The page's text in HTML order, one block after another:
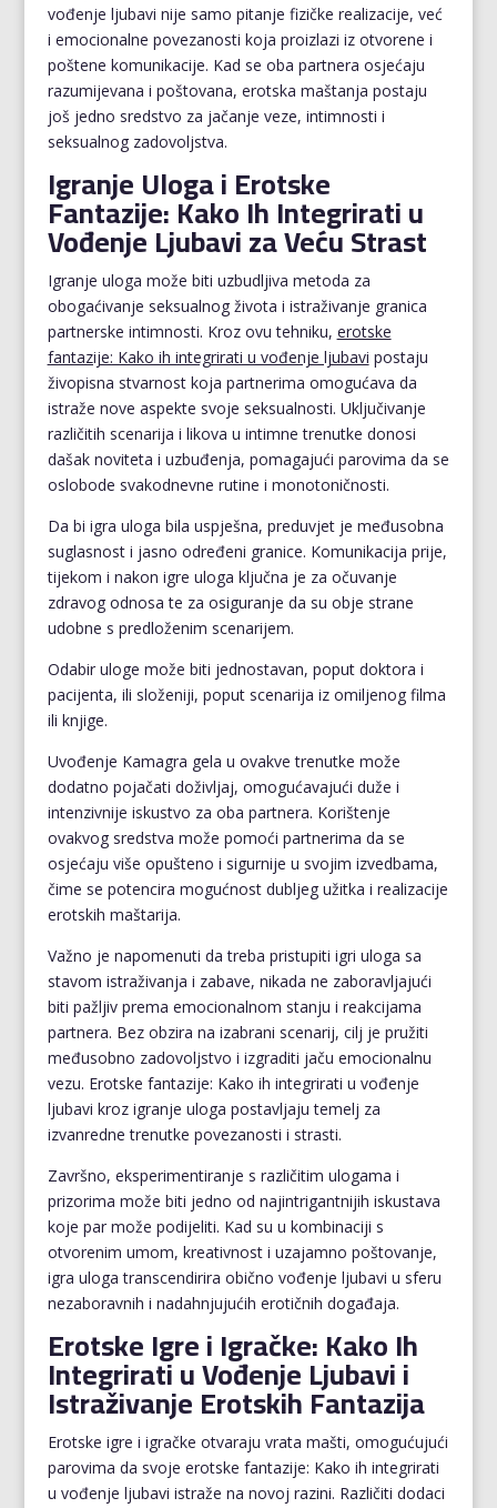
vođenje ljubavi nije samo pitanje fizičke realizacije, već
i emocionalne povezanosti koja proizlazi iz otvorene i
poštene komunikacije. Kad se oba partnera osjećaju
razumijevana i poštovana, erotska maštanja postaju
još jedno sredstvo za jačanje veze, intimnosti i
seksualnog zadovoljstva.
Igranje Uloga i Erotske
Fantazije: Kako Ih Integrirati u
Vođenje Ljubavi za Veću Strast
Igranje uloga može biti uzbudljiva metoda za
obogaćivanje seksualnog života i istraživanje granica
partnerske intimnosti. Kroz ovu tehniku, erotske
fantazije: Kako ih integrirati u vođenje ljubavi postaju
živopisna stvarnost koja partnerima omogućava da
istraže nove aspekte svoje seksualnosti. Uključivanje
različitih scenarija i likova u intimne trenutke donosi
dašak noviteta i uzbuđenja, pomagajući parovima da se
oslobode svakodnevne rutine i monotoničnosti.
Da bi igra uloga bila uspješna, preduvjet je međusobna
suglasnost i jasno određeni granice. Komunikacija prije,
tijekom i nakon igre uloga ključna je za očuvanje
zdravog odnosa te za osiguranje da su obje strane
udobne s predloženim scenarijem.
Odabir uloge može biti jednostavan, poput doktora i
pacijenta, ili složeniji, poput scenarija iz omiljenog filma
ili knjige.
Uvođenje Kamagra gela u ovakve trenutke može
dodatno pojačati doživljaj, omogućavajući duže i
intenzivnije iskustvo za oba partnera. Korištenje
ovakvog sredstva može pomoći partnerima da se
osjećaju više opušteno i sigurnije u svojim izvedbama,
čime se potencira mogućnost dubljeg užitka i realizacije
erotskih maštarija.
Važno je napomenuti da treba pristupiti igri uloga sa
stavom istraživanja i zabave, nikada ne zaboravljajući
biti pažljiv prema emocionalnom stanju i reakcijama
partnera. Bez obzira na izabrani scenarij, cilj je pružiti
međusobno zadovoljstvo i izgraditi jaču emocionalnu
vezu. Erotske fantazije: Kako ih integrirati u vođenje
ljubavi kroz igranje uloga postavljaju temelj za
izvanredne trenutke povezanosti i strasti.
Završno, eksperimentiranje s različitim ulogama i
prizorima može biti jedno od najintrigantnijih iskustava
koje par može podijeliti. Kad su u kombinaciji s
otvorenim umom, kreativnost i uzajamno poštovanje,
igra uloga transcendirira obično vođenje ljubavi u sferu
nezaboravnih i nadahnjujućih erotičnih događaja.
Erotske Igre i Igračke: Kako Ih
Integrirati u Vođenje Ljubavi i
Istraživanje Erotskih Fantazija
Erotske igre i igračke otvaraju vrata mašti, omogućujući
parovima da svoje erotske fantazije: Kako ih integrirati
u vođenje ljubavi istraže na novoj razini. Različiti dodaci